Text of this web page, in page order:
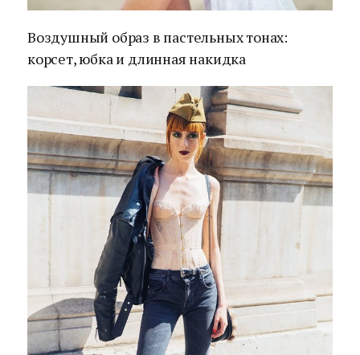
Воздушный образ в пастельных тонах:
корсет, юбка и длинная накидка